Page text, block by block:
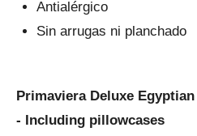
Antialérgico
Sin arrugas ni planchado
Primaviera Deluxe
- Including pillowcases